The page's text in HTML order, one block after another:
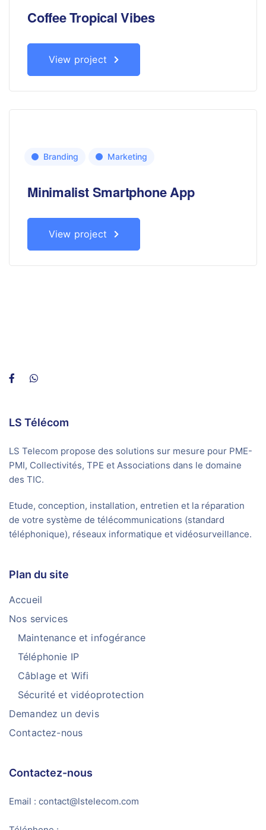
Coffee Tropical Vibes
View project
Branding Marketing
Minimalist Smartphone App
View project
LS Télécom
LS Telecom propose des solutions sur mesure pour PME-
PMI, Collectivités, TPE et Associations dans le domaine
des TIC.
Etude, conception, installation, entretien et la réparation
de votre système de télécommunications (standard
téléphonique), réseaux informatique et vidéosurveillance.
Plan du site
Accueil
Nos services
Maintenance et infogérance
Téléphonie IP
Câblage et Wifi
Sécurité et vidéoprotection
Demandez un devis
Contactez-nous
Contactez-nous
Email : contact@lstelecom.com